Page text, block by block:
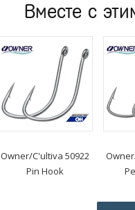
Вместе с
Owner/C'ultiva 50922
Pin Hook